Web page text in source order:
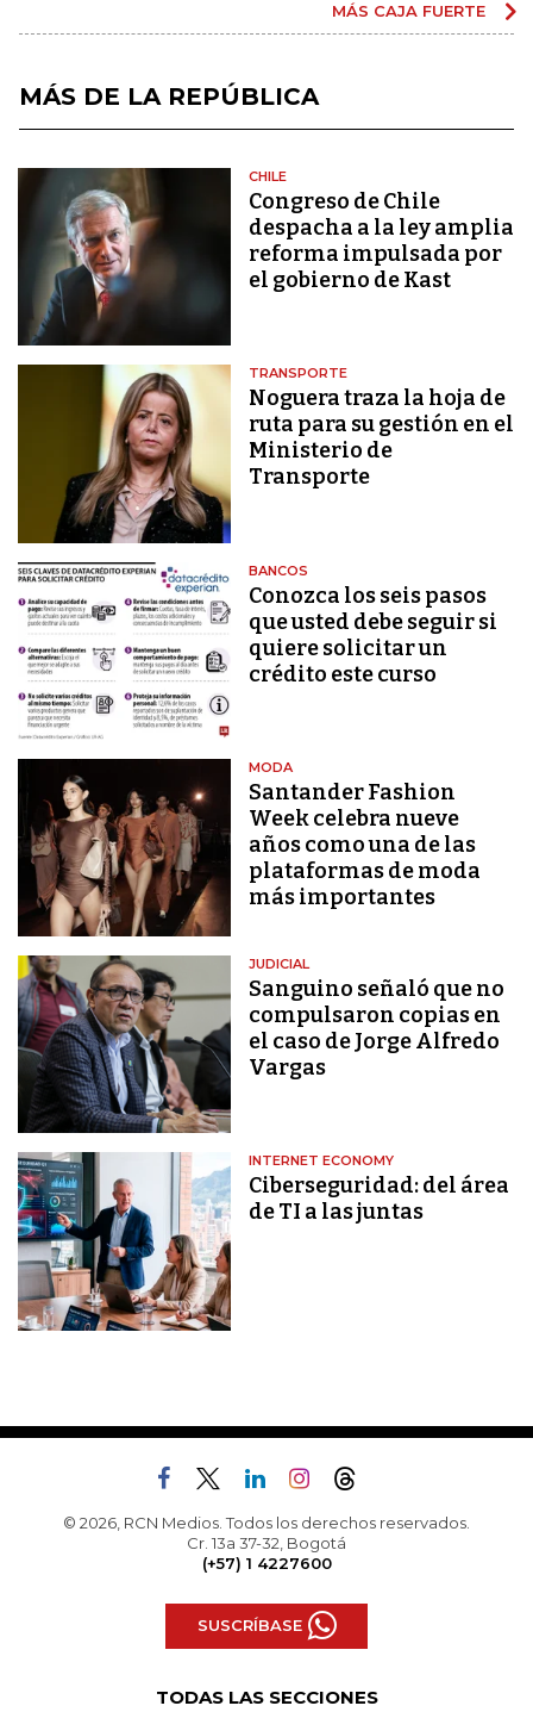
MÁS CAJA FUERTE
MÁS DE LA REPÚBLICA
CHILE
Congreso de Chile
despacha a la ley amplia
reforma impulsada por
el gobierno de Kast
TRANSPORTE
Noguera traza la hoja de
ruta para su gestión en el
Ministerio de
Transporte
BANCOS
Conozca los seis pasos
que usted debe seguir si
quiere solicitar un
crédito este curso
MODA
Santander Fashion
Week celebra nueve
años como una de las
plataformas de moda
más importantes
JUDICIAL
Sanguino señaló que no
compulsaron copias en
el caso de Jorge Alfredo
Vargas
INTERNET ECONOMY
Ciberseguridad: del área
de TI a las juntas
© 2026, RCN Medios. Todos los derechos reservados.
Cr. 13a 37-32, Bogotá
(+57) 1 4227600
SUSCRÍBASE
TODAS LAS SECCIONES